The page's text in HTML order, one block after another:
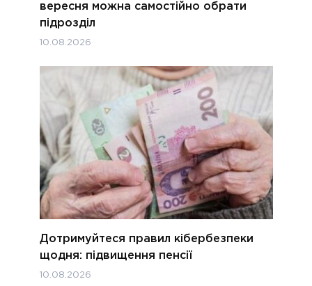
вересня можна самостійно обрати
підрозділ
10.08.2026
Дотримуйтеся правил кібербезпеки
щодня: підвищення пенсії
10.08.2026